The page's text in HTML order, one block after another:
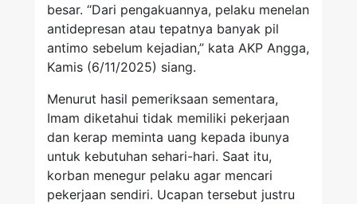
besar. “Dari pengakuannya, pelaku menelan
antidepresan atau tepatnya banyak pil
antimo sebelum kejadian,” kata AKP Angga,
Kamis (6/11/2025) siang.
Menurut hasil pemeriksaan sementara,
Imam diketahui tidak memiliki pekerjaan
dan kerap meminta uang kepada ibunya
untuk kebutuhan sehari-hari. Saat itu,
korban menegur pelaku agar mencari
pekerjaan sendiri. Ucapan tersebut justru